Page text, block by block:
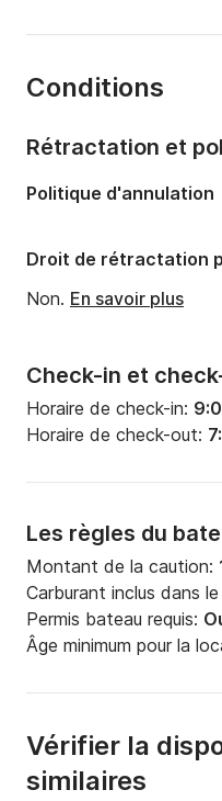
Capacité à bord:
Nombre de cabines:
Conditions
Check-in et
Horaire de check-in:
Horaire de check-out:
Les règles du
Montant de la caution:
Carburant inclus dans le
Permis bateau requis:
Âge minimum pour la
Rétractation et
Politique d'annulation
Droit de rétractation
Non. En savoir plus
Vérifier la
similaires